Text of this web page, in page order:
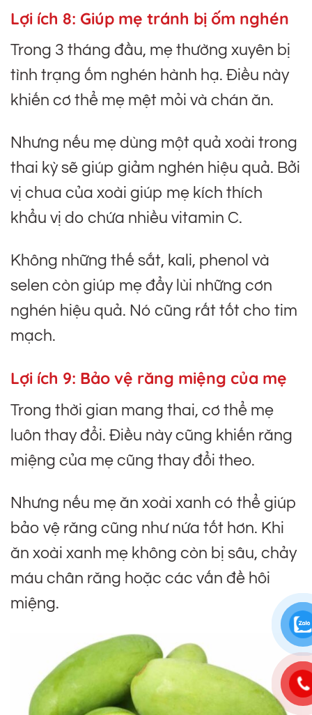
Lợi ích 8: Giúp mẹ tránh bị ốm nghén
Trong 3 tháng đầu, mẹ thường xuyên bị
tình trạng ốm nghén hành hạ. Điều này
khiến cơ thể mẹ mệt mỏi và chán ăn.
Nhưng nếu mẹ dùng một quả xoài trong
thai kỳ sẽ giúp giảm nghén hiệu quả. Bởi
vị chua của xoài giúp mẹ kích thích
khẩu vị do chứa nhiều vitamin C.
Không những thế sắt, kali, phenol và
selen còn giúp mẹ đẩy lùi những cơn
nghén hiệu quả. Nó cũng rất tốt cho tim
mạch.
Lợi ích 9: Bảo vệ răng miệng của mẹ
Trong thời gian mang thai, cơ thể mẹ
luôn thay đổi. Điều này cũng khiến răng
miệng của mẹ cũng thay đổi theo.
Nhưng nếu mẹ ăn xoài xanh có thể giúp
bảo vệ răng cũng như nứa tốt hơn. Khi
ăn xoài xanh mẹ không còn bị sâu, chảy
máu chân răng hoặc các vấn đề hôi
miệng.